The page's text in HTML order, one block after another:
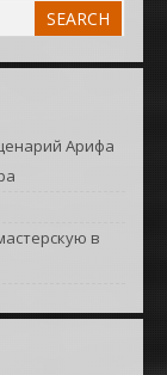
Арифа
в